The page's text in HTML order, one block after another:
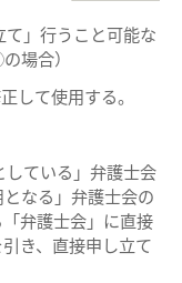
」行うこと可能な
場合）
して使用する。
している」弁護士会
なる」弁護士会の
弁護士会」に直接
き、直接申し立て